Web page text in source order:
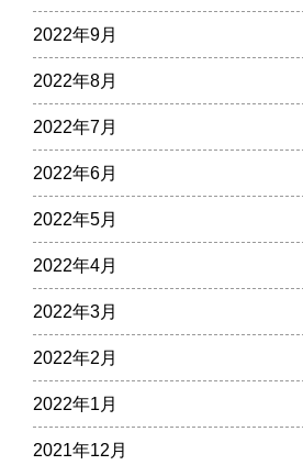
2022年9月
2022年8月
2022年7月
2022年6月
2022年5月
2022年4月
2022年3月
2022年2月
2022年1月
2021年12月